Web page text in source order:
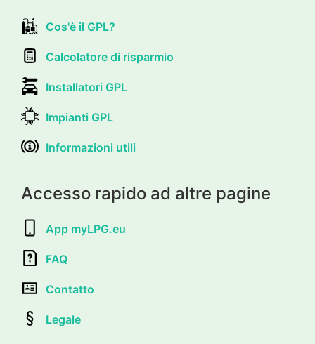
Cos'è il GPL?
Calcolatore di risparmio
Installatori GPL
Impianti GPL
Informazioni utili
Accesso rapido ad altre pagine
App myLPG.eu
FAQ
Contatto
Legale